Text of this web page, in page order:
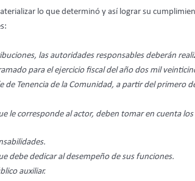
lo que determinó y así lograr su
las autoridades responsables deberán
para el ejercicio fiscal del año dos mil
de Tenencia de la Comunidad, a partir del primero
le corresponde al actor, deben tomar en cuenta
debe dedicar al desempeño de sus funciones.
auxiliar.